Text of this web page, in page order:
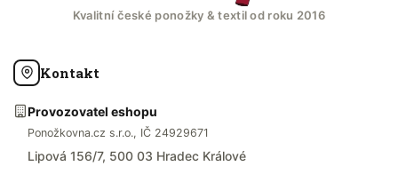
Kvalitní české ponožky & textil od roku 2016
Kontakt
Provozovatel eshopu
Ponožkovna.cz s.r.o., IČ 24929671
Lipová 156/7, 500 03 Hradec Králové